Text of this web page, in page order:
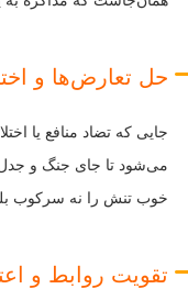
حل تعارض‌ها و
جایی که تضاد منافع یا
می‌شود تا جای جنگ و جدل
خوب تنش را نه سرکوب
تقویت روابط و